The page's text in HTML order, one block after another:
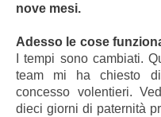
nove mesi.
Adesso le cose
I tempi sono cambiati.
team mi ha chiesto
concesso volentieri.
dieci giorni di paternità